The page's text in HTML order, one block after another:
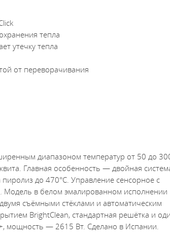
тепла
утечку тепла
от переворачивания
диапазоном температур от 50 до
Главная особенность — двойная
до 470°C. Управление сенсорное с
Модель в белом эмалированном исполнении
съёмными стёклами и автоматическим
BrightClean, стандартная решётка и
мощность — 2615 Вт. Сделано в Испании.